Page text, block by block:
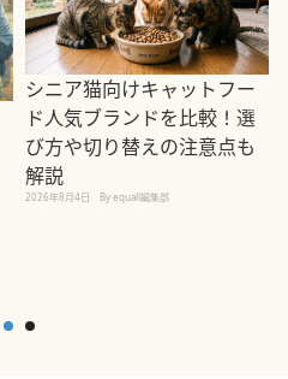
シニア猫向けキャットフー
ド人気ブランドを比較！選
び方や切り替えの注意点も
解説
2026年8月4日 By equall編集部